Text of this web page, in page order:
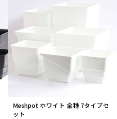
Meshpot ホワイト 全種 7タイプセ
ット